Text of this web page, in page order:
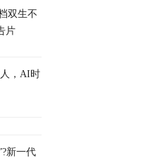
双生不
片
，AI时
新一代